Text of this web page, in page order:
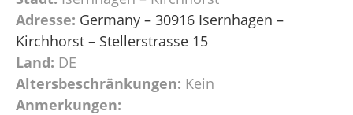
Adresse: Germany – 30916 Isernhagen –
Kirchhorst – Stellerstrasse 15
Land: DE
Altersbeschränkungen: Kein
Anmerkungen: